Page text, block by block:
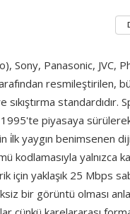
Sony, Panasonic, JVC,
resmileştirilen,
sıkıştırma
piyasaya
i̇lk yaygın benimsenen
kodlamasıyla yalnızca
için yaklaşık 25 Mbps
bir görüntü olması